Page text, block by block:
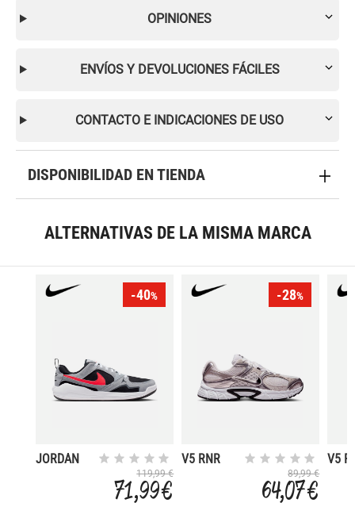
OPINIONES
ENVÍOS Y DEVOLUCIONES FÁCILES
CONTACTO E INDICACIONES DE USO
DISPONIBILIDAD EN TIENDA
ALTERNATIVAS DE LA MISMA MARCA
-40%
JORDAN
119,99 €
71,99 €
-28%
V5 RNR
89,99 €
64,07 €
V5